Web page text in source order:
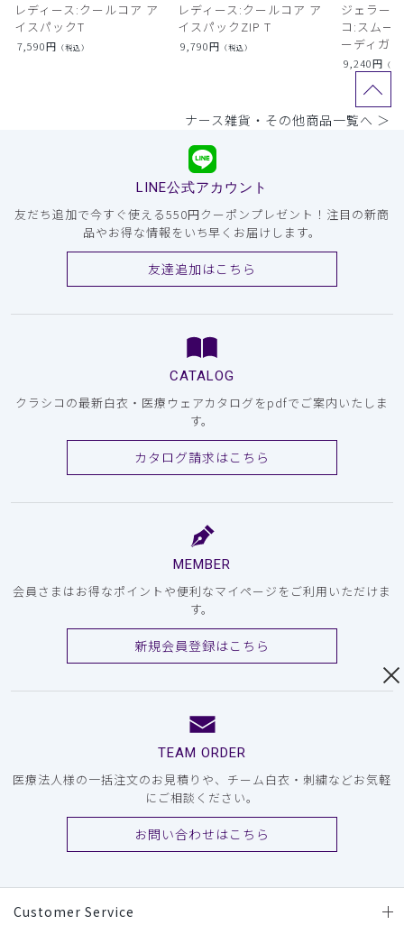
レディース:クールコア ア
イスパックT
7,590円 （税込）
レディース:クールコア ア
イスパックZIP T
9,790円 （税込）
ジェラー
コ:スムー
ーディガン
9,240円 （税
ナース雑貨・その他商品一覧へ ＞
LINE公式アカウント
友だち追加で今すぐ使える550円クーポンプレゼント！注目の新商
品やお得な情報をいち早くお届けします。
友達追加はこちら
CATALOG
クラシコの最新白衣・医療ウェアカタログをpdfでご案内いたしま
す。
カタログ請求はこちら
MEMBER
会員さまはお得なポイントや便利なマイページをご利用いただけま
す。
新規会員登録はこちら
TEAM ORDER
医療法人様の一括注文のお見積りや、チーム白衣・刺繍などお気軽
にご相談ください。
お問い合わせはこちら
Customer Service